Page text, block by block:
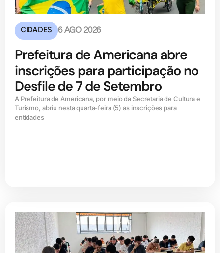
CIDADES 6 AGO 2026
Prefeitura de Americana abre
inscrições para participação no
Desfile de 7 de Setembro
A Prefeitura de Americana, por meio da Secretaria de Cultura e
Turismo, abriu nesta quarta-feira (5) as inscrições para
entidades